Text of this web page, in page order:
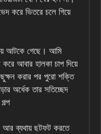
করে ভিতরে চলে গিয়ে
আটকে গেছে। আমি
আবার হালকা চাপ দিয়ে
করার পর পুরো শক্তি
অর্ধেক তার সতিচ্ছেদ
আর ব্যথায় ছটফট করতে